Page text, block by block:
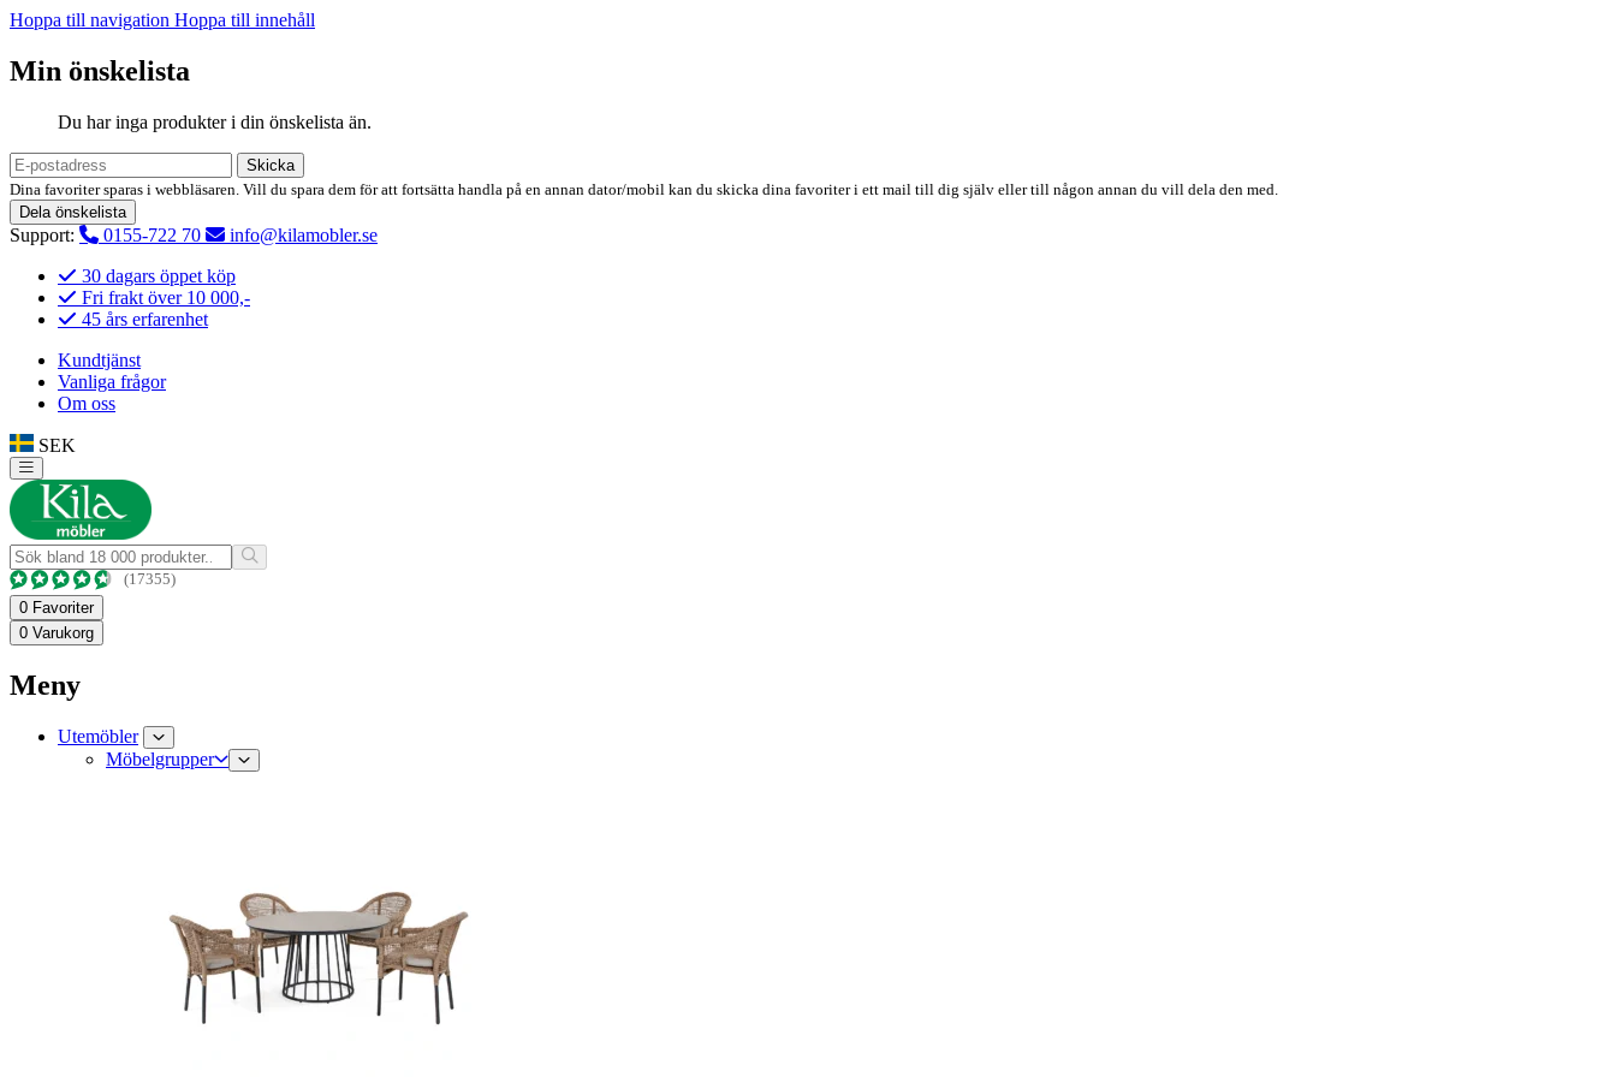
Hoppa till navigation Hoppa till innehåll
Min önskelista
Du har inga produkter i din önskelista än.
Skicka
Dina favoriter sparas i webbläsaren. Vill du spara dem för att fortsätta handla på en annan dator/mobil kan du skicka dina favoriter i ett mail till dig själv eller till någon annan du vill dela den med.
Dela önskelista
Support: 0155-722 70
info@kilamobler.se
30 dagars öppet köp
Fri frakt över 10 000,-
45 års erfarenhet
Kundtjänst
Vanliga frågor
Om oss
SEK
(17355)
0 Favoriter
0 Varukorg
Meny
Utemöbler
Möbelgrupper